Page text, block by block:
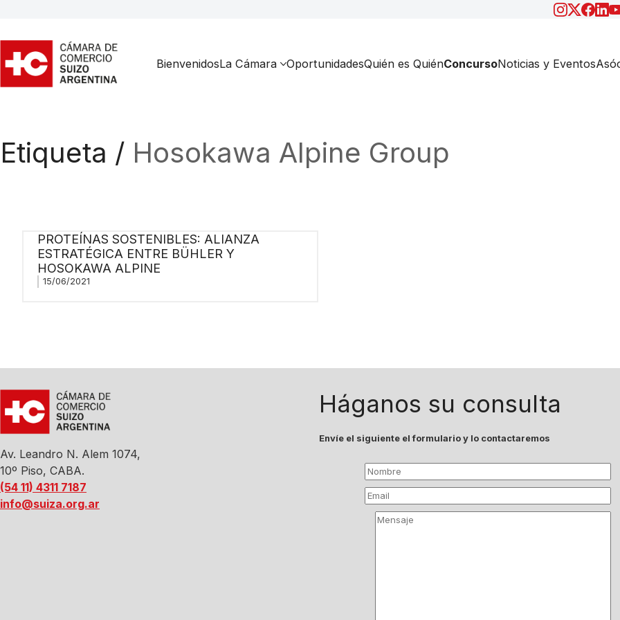
BienvenidosLa Cámara OportunidadesQuién es QuiénConcursoNoticias y Eventos
Etiqueta / Hosokawa Alpine Group
PROTEÍNAS SOSTENIBLES: ALIANZA
ESTRATÉGICA ENTRE BÜHLER Y
HOSOKAWA ALPINE
15/06/2021
Av. Leandro N. Alem 1074,
10º Piso, CABA.
(54 11) 4311 7187
info@suiza.org.ar
Háganos su consulta
Envíe el siguiente el formulario y lo contactaremos